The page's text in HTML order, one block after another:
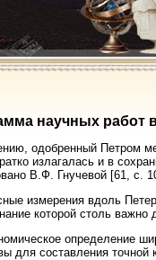
научных работ
одобренный Петром
излагалась и в
В.Ф. Гнучевой [61, с.
измерения вдоль
которой столь важно
определение
для составления точной